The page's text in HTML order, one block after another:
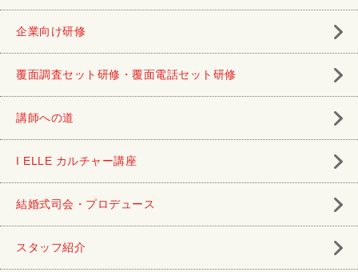
企業向け研修
覆面調査セット研修・覆面電話セット研修
講師への道
I ELLE カルチャー講座
結婚式司会・プロデュース
スタッフ紹介